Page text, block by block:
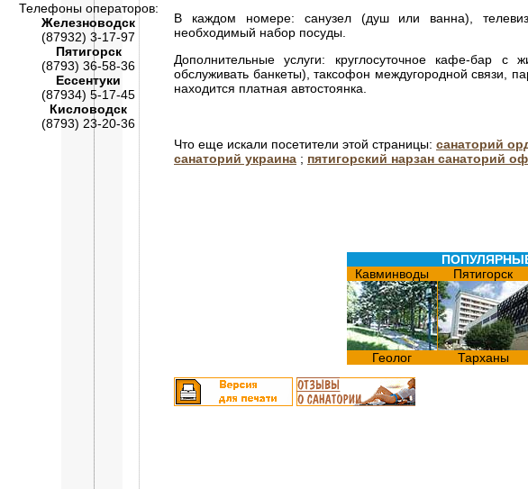
Телефоны операторов:
Железноводск
(87932) 3-17-97
Пятигорск
(8793) 36-58-36
Ессентуки
(87934) 5-17-45
Кисловодск
(8793) 23-20-36
В каждом номере: санузел (душ или ванна),
необходимый набор посуды.
Дополнительные услуги: круглосуточное кафе-бар с
обслуживать банкеты), таксофон междугородной связи,
находится платная автостоянка.
Что еще искали посетители этой страницы: санаторий
санаторий украина ; пятигорский нарзан санаторий
Кавминводы
Пятигорск
Геолог Тарханы